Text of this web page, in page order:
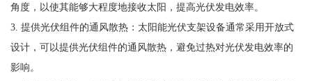
角度，以使其能够大程度地接收太阳，提高光伏发电效率。
3. 提供光伏组件的通风散热：太阳能光伏支架设备通常采用开放式
设计，可以提供光伏组件的通风散热，避免过热对光伏发电效率的
影响。